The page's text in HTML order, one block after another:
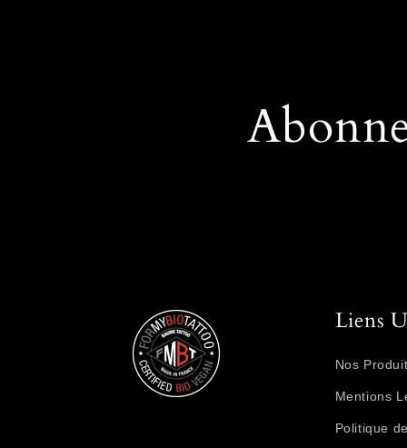
Liens
Nos
Mentions
Politique